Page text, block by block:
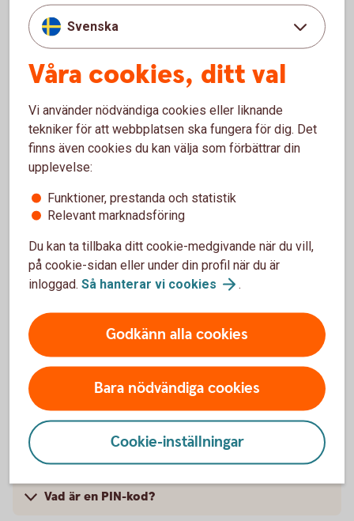
Skaffa ersättningskort
Om du ha slagit fel PIN-kod 3 gånger så spärras
kortet och kommer att behållas av automaten
Om detta skett så beställer du alltid ett nytt kort -
ett ersättningskort. Du får då behålla samma
PIN-kod som till föregående kort
Skaffaersättningskort
PIN-kod – frågor och svar
Vad är en PIN-kod?
Svenska
Våra cookies, ditt val
Vi använder nödvändiga cookies eller liknande
tekniker för att webbplatsen ska fungera för dig. Det
finns även cookies du kan välja som förbättrar din
upplevelse:
Funktioner, prestanda och statistik
Relevant marknadsföring
Du kan ta tillbaka ditt cookie-medgivande när du vill,
på cookie-sidan eller under din profil när du är
inloggad. Så hanterar vi cookies .
Godkänn alla cookies
Bara nödvändiga cookies
Cookie-inställningar